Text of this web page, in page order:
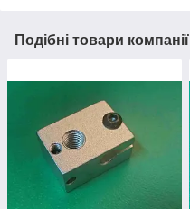
Подібні товари компанії